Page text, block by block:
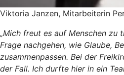
Viktoria Janzen, Mitarbeiterin
„Mich freut es auf Menschen zu
Frage nachgehen, wie Glaube,
zusammenpassen. Bei der
der Fall. Ich durfte hier in ein